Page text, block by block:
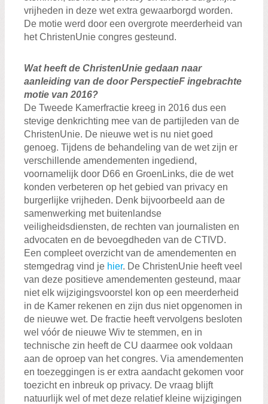
vrijheden in deze wet extra gewaarborgd worden.
De motie werd door een overgrote meerderheid van
het ChristenUnie congres gesteund.
Wat heeft de ChristenUnie gedaan naar
aanleiding van de door PerspectieF ingebrachte
motie van 2016?
De Tweede Kamerfractie kreeg in 2016 dus een
stevige denkrichting mee van de partijleden van de
ChristenUnie. De nieuwe wet is nu niet goed
genoeg. Tijdens de behandeling van de wet zijn er
verschillende amendementen ingediend,
voornamelijk door D66 en GroenLinks, die de wet
konden verbeteren op het gebied van privacy en
burgerlijke vrijheden. Denk bijvoorbeeld aan de
samenwerking met buitenlandse
veiligheidsdiensten, de rechten van journalisten en
advocaten en de bevoegdheden van de CTIVD.
Een compleet overzicht van de amendementen en
stemgedrag vind je hier. De ChristenUnie heeft veel
van deze positieve amendementen gesteund, maar
niet elk wijzigingsvoorstel kon op een meerderheid
in de Kamer rekenen en zijn dus niet opgenomen in
de nieuwe wet. De fractie heeft vervolgens besloten
wel vóór de nieuwe Wiv te stemmen, en in
technische zin heeft de CU daarmee ook voldaan
aan de oproep van het congres. Via amendementen
en toezeggingen is er extra aandacht gekomen voor
toezicht en inbreuk op privacy. De vraag blijft
natuurlijk wel of met deze relatief kleine wijzigingen